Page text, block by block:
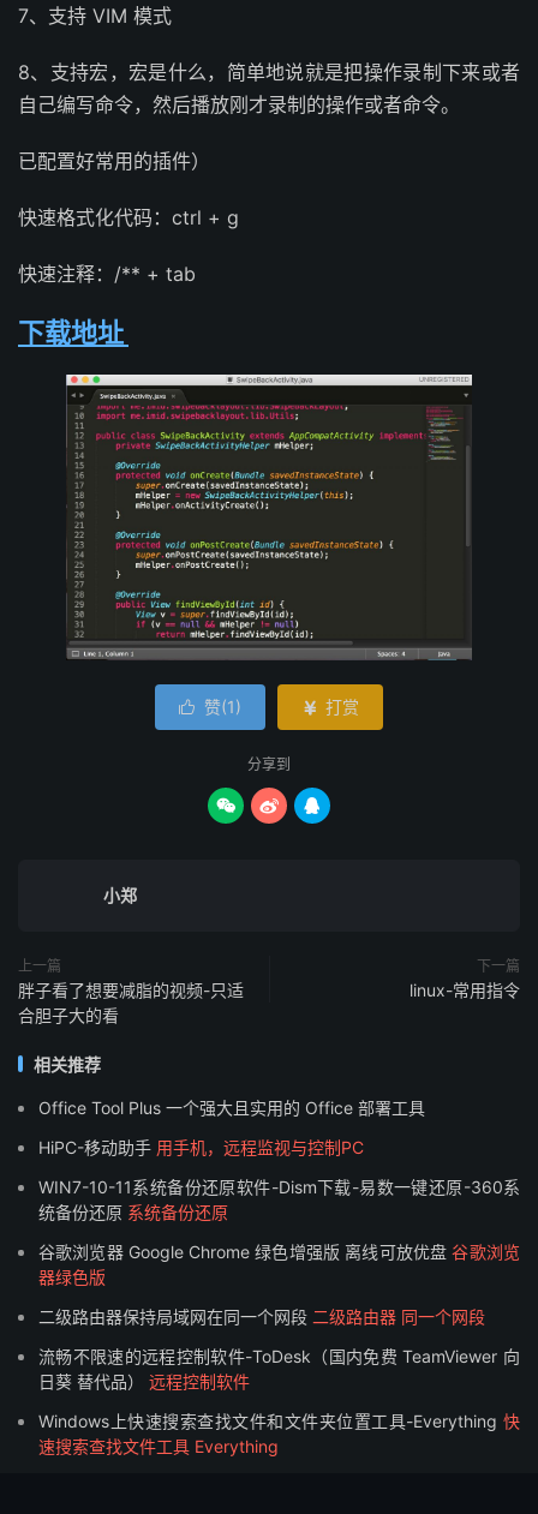
7、支持 VIM 模式
8、支持宏，宏是什么，简单地说就是把操作录制下来或者
自己编写命令，然后播放刚才录制的操作或者命令。
已配置好常用的插件）
快速格式化代码：ctrl + g
快速注释：/** + tab
下载地址
 赞(1)  打赏
分享到
  
小郑
上一篇
胖子看了想要减脂的视频-只适
合胆子大的看
下一篇
linux-常用指令
相关推荐
Office Tool Plus 一个强大且实用的 Office 部署工具
HiPC-移动助手 用手机，远程监视与控制PC
WIN7-10-11系统备份还原软件-Dism下载-易数一键还原-360系
统备份还原 系统备份还原
谷歌浏览器 Google Chrome 绿色增强版 离线可放优盘谷歌浏览
器绿色版
二级路由器保持局域网在同一个网段 二级路由器 同一个网段
流畅不限速的远程控制软件-ToDesk（国内免费 TeamViewer 向
日葵 替代品） 远程控制软件
Windows上快速搜索查找文件和文件夹位置工具-Everything 快
速搜索查找文件工具 Everything